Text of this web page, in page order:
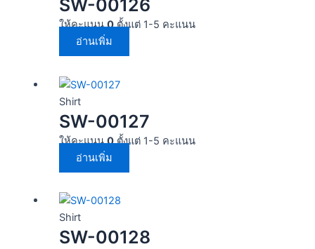
SW-00126
ให้คะแนน0ตั้งแต่ 1-5 คะแนน
อ่านเพิ่ม
Shirt
SW-00127
ให้คะแนน0ตั้งแต่ 1-5 คะแนน
อ่านเพิ่ม
Shirt
SW-00128